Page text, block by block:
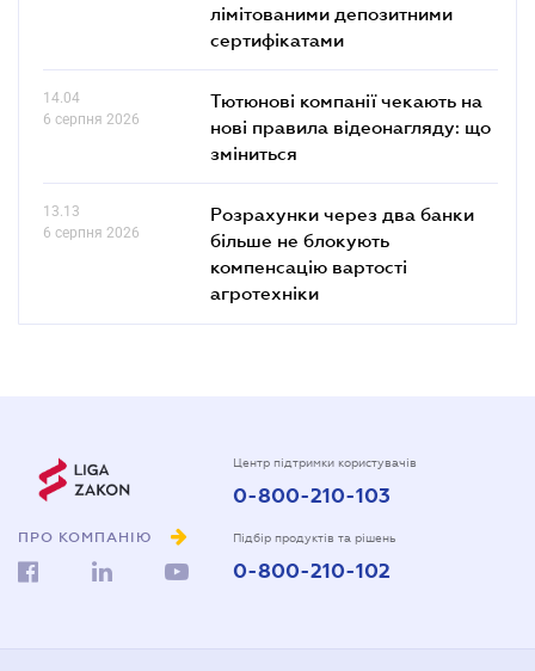
лімітованими депозитними
сертифікатами
14.04
6 серпня 2026
Тютюнові компанії чекають на
нові правила відеонагляду: що
зміниться
13.13
6 серпня 2026
Розрахунки через два банки
більше не блокують
компенсацію вартості
агротехніки
ПРО КОМПАНІЮ
Центр підтримки користувачів
0-800-210-103
Підбір продуктів та рішень
0-800-210-102